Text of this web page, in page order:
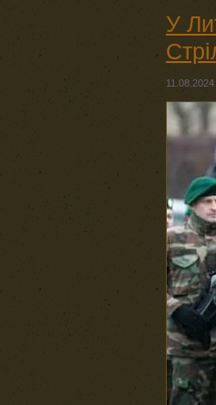
У
11.08.2024